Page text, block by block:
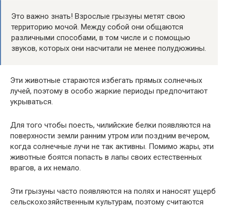
Это важно знать! Взрослые грызуны метят свою
территорию мочой. Между собой они общаются
различными способами, в том числе и с помощью
звуков, которых они насчитали не менее полудюжины.
Эти животные стараются избегать прямых солнечных
лучей, поэтому в особо жаркие периоды предпочитают
укрываться.
Для того чтобы поесть, чилийские белки появляются на
поверхности земли ранним утром или поздним вечером,
когда солнечные лучи не так активны. Помимо жары, эти
животные боятся попасть в лапы своих естественных
врагов, а их немало.
Эти грызуны часто появляются на полях и наносят ущерб
сельскохозяйственным культурам, поэтому считаются